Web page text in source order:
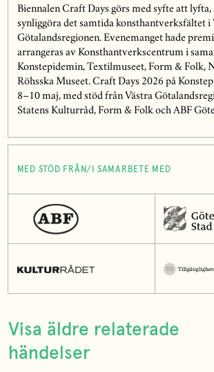
Biennalen Craft Days görs med syfte att lyfta,
synliggöra det samtida konsthantverksfältet i
Götalandsregionen. Evenemanget hade
arrangeras av Konsthantverkscentrum i
Konstepidemin, Textilmuseet, Form & Folk,
Röhsska Museet. Craft Days 2026 på
8–10 maj, med stöd från Västra
Statens Kulturråd, Form & Folk och ABF
MED STÖD FRÅN/I SAMARBETE MED
Visa äldre relaterade
händelser